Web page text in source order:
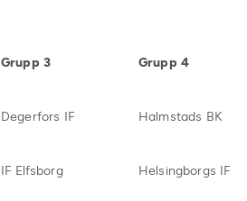
Grupp 3 Grupp 4
Degerfors IF Halmstads BK
IF Elfsborg Helsingborgs IF